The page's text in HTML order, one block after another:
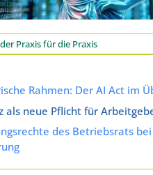
Praxis für die Praxis
Rahmen: Der AI Act im
als neue Pflicht für
des Betriebsrats bei